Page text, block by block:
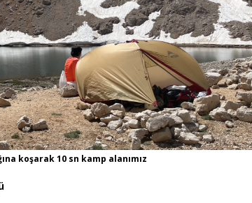
koşarak 10 sn kamp alanımız